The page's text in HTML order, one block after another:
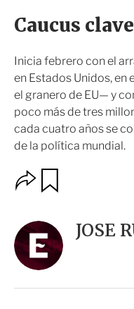
Caucus clave
Inicia febrero con el
en Estados Unidos, en
el granero de EU— y
poco más de tres
cada cuatro años se
de la política mundial.
O
p
n
e
s
a
r
JOSE